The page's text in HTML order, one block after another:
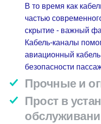
В то время как
частью
скрытие - важный
Кабель-каналы
авиационный
безопасности
Прочные и
Прост в